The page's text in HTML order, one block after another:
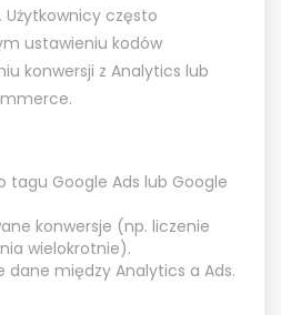
Użytkownicy często
ustawieniu kodów
konwersji z Analytics lub
tagu Google Ads lub Google
konwersje (np. liczenie
wielokrotnie).
dane między Analytics a Ads.